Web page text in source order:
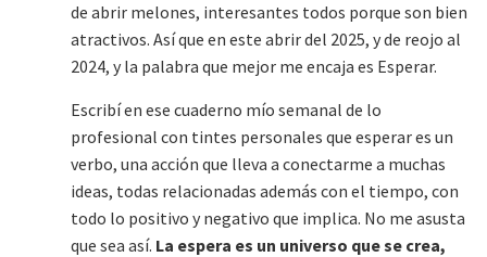
de abrir melones, interesantes todos porque son bien
atractivos. Así que en este abrir del 2025, y de reojo al
2024, y la palabra que mejor me encaja es Esperar.
Escribí en ese cuaderno mío semanal de lo
profesional con tintes personales que esperar es un
verbo, una acción que lleva a conectarme a muchas
ideas, todas relacionadas además con el tiempo, con
todo lo positivo y negativo que implica. No me asusta
que sea así. La espera es un universo que se crea,